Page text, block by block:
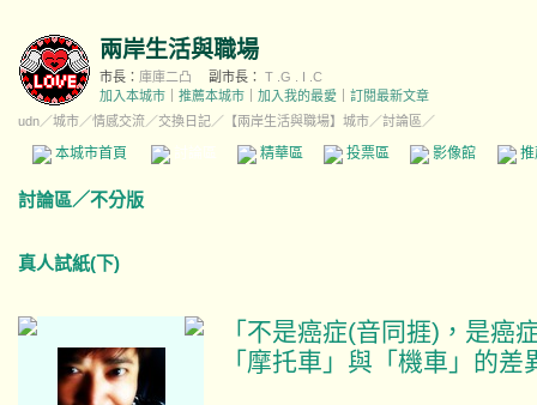
兩岸生活與職場
市長： 庫庫二凸 副市長： T .G . I .C
加入本城市
推薦本城市 加入我的最愛
訂閱最新文章
udn／城市／情感交流／交換日記／ 【兩岸生活與職場】城市／討論區／
本城市首頁 精華區 投票區 影像館
討論區／不分版
真人試紙(下)
「不是癌症(音同捱)，是癌
「摩托車」與「機車」的差